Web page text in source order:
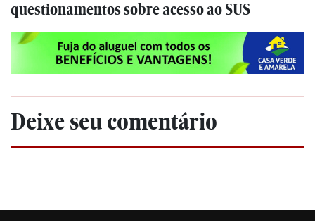
questionamentos sobre acesso ao SUS
Deixe seu comentário